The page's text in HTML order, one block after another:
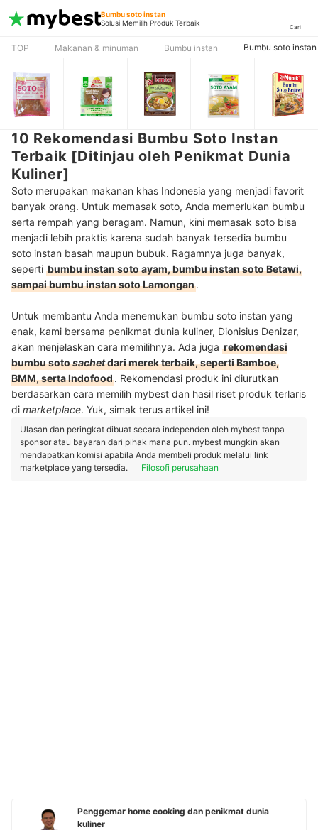
Bumbu soto instan
Solusi Memilih Produk Terbaik
Cari
TOP Makanan & minuman Bumbu instan Bumbu soto instan
10 Rekomendasi Bumbu Soto Instan
Terbaik [Ditinjau oleh Penikmat Dunia
Kuliner]
Soto merupakan makanan khas Indonesia yang menjadi favorit
banyak orang. Untuk memasak soto, Anda memerlukan bumbu
serta rempah yang beragam. Namun, kini memasak soto bisa
menjadi lebih praktis karena sudah banyak tersedia bumbu
soto instan basah maupun bubuk. Ragamnya juga banyak,
seperti bumbu instan soto ayam, bumbu instan soto Betawi,
sampai bumbu instan soto Lamongan.
Untuk membantu Anda menemukan bumbu soto instan yang
enak, kami bersama penikmat dunia kuliner, Dionisius Denizar,
akan menjelaskan cara memilihnya. Ada juga rekomendasi
bumbu sotosachetdari merek terbaik, seperti Bamboe,
BMM, serta Indofood. Rekomendasi produk ini diurutkan
berdasarkan cara memilih mybest dan hasil riset produk terlaris
di marketplace. Yuk, simak terus artikel ini!
Ulasan dan peringkat dibuat secara independen oleh mybest tanpa
sponsor atau bayaran dari pihak mana pun. mybest mungkin akan
mendapatkan komisi apabila Anda membeli produk melalui link
marketplace yang tersedia.
Filosofi perusahaan
Penggemar home cooking dan penikmat dunia
kuliner